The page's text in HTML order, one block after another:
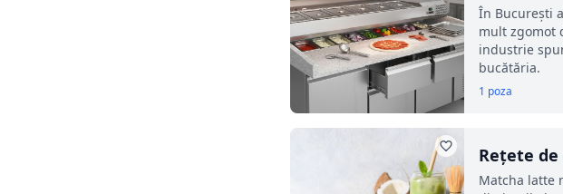
În București
mult zgomot
industrie
bucătăria.
1 poza
Rețete
Matcha latte